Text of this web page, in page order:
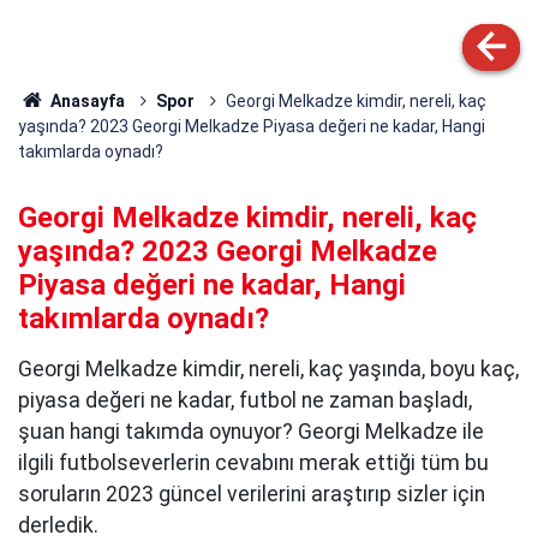
Anasayfa Spor
Georgi Melkadze kimdir, nereli, kaç
yaşında? 2023 Georgi Melkadze Piyasa değeri ne kadar, Hangi
takımlarda oynadı?
Georgi Melkadze kimdir, nereli, kaç
yaşında? 2023 Georgi Melkadze
Piyasa değeri ne kadar, Hangi
takımlarda oynadı?
Georgi Melkadze kimdir, nereli, kaç yaşında, boyu kaç,
piyasa değeri ne kadar, futbol ne zaman başladı,
şuan hangi takımda oynuyor? Georgi Melkadze ile
ilgili futbolseverlerin cevabını merak ettiği tüm bu
soruların 2023 güncel verilerini araştırıp sizler için
derledik.